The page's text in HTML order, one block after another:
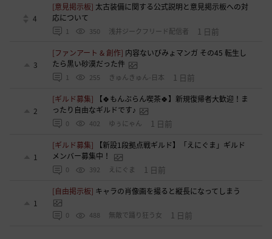
4
[意見掲示板] 太古装備に関する公式説明と意見掲示板への対
応について
1 350 浅井ジークフリード配信者 1 日前
3
[ファンアート & 創作] 内容ないびみょマンガ その45 転生し
たら黒い砂漠だった件
1 255 きゅんきゅん-日本 1 日前
2
[ギルド募集]
【🍀もんぶらん喫茶🍀】新規復帰者大歓迎！ま
ったり自由なギルドです♪
0 402 ゆぅにゃん 1 日前
1
[ギルド募集]
【新設1段拠点戦ギルド】「えにぐま」ギルド
メンバー募集中！
0 392 えにぐま 1 日前
1
[自由掲示板] キャラの肖像画を撮ると縦長になってしまう
0 488 無敵で踊り狂う女 1 日前